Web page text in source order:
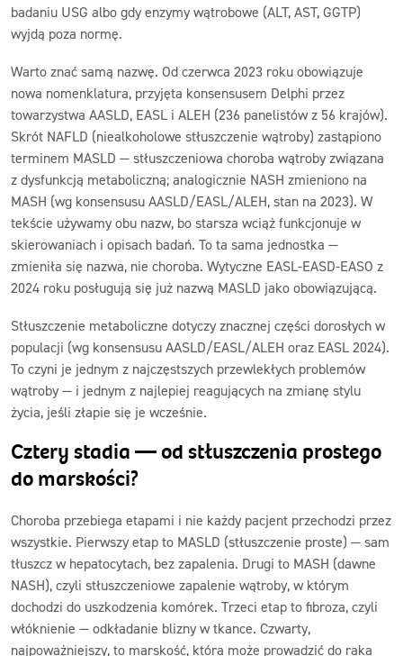
badaniu USG albo gdy enzymy wątrobowe (ALT, AST, GGTP)
wyjdą poza normę.
Warto znać samą nazwę. Od czerwca 2023 roku obowiązuje
nowa nomenklatura, przyjęta konsensusem Delphi przez
towarzystwa AASLD, EASL i ALEH (236 panelistów z 56 krajów).
Skrót NAFLD (niealkoholowe stłuszczenie wątroby) zastąpiono
terminem MASLD — stłuszczeniowa choroba wątroby związana
z dysfunkcją metaboliczną; analogicznie NASH zmieniono na
MASH (wg konsensusu AASLD/EASL/ALEH, stan na 2023). W
tekście używamy obu nazw, bo starsza wciąż funkcjonuje w
skierowaniach i opisach badań. To ta sama jednostka —
zmieniła się nazwa, nie choroba. Wytyczne EASL-EASD-EASO z
2024 roku posługują się już nazwą MASLD jako obowiązującą.
Stłuszczenie metaboliczne dotyczy znacznej części dorosłych w
populacji (wg konsensusu AASLD/EASL/ALEH oraz EASL 2024).
To czyni je jednym z najczęstszych przewlekłych problemów
wątroby — i jednym z najlepiej reagujących na zmianę stylu
życia, jeśli złapie się je wcześnie.
Cztery stadia — od stłuszczenia prostego
do marskości?
Choroba przebiega etapami i nie każdy pacjent przechodzi przez
wszystkie. Pierwszy etap to MASLD (stłuszczenie proste) — sam
tłuszcz w hepatocytach, bez zapalenia. Drugi to MASH (dawne
NASH), czyli stłuszczeniowe zapalenie wątroby, w którym
dochodzi do uszkodzenia komórek. Trzeci etap to fibroza, czyli
włóknienie — odkładanie blizny w tkance. Czwarty,
najpoważniejszy, to marskość, która może prowadzić do raka